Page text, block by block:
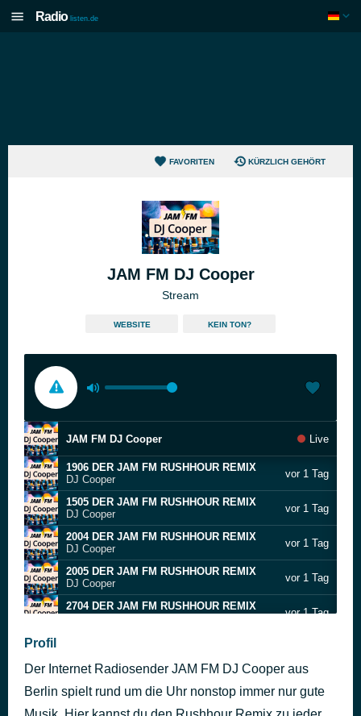
Radio listen.de
FAVORITEN KÜRZLICH GEHÖRT
JAM FM DJ Cooper
Stream
WEBSITE KEIN TON?
JAM FM DJ Cooper Live
1906 DER JAM FM RUSHHOUR REMIX
DJ Cooper
vor 1 Tag
1505 DER JAM FM RUSHHOUR REMIX
DJ Cooper
vor 1 Tag
2004 DER JAM FM RUSHHOUR REMIX
DJ Cooper
vor 1 Tag
2005 DER JAM FM RUSHHOUR REMIX
DJ Cooper
vor 1 Tag
2704 DER JAM FM RUSHHOUR REMIX
vor 1 Tag
1004 DER JAM FM RUSHHOUR REMIX
DJ Cooper
1704 DER JAM FM RUSHHOUR REMIX
Profil
Der Internet Radiosender JAM FM DJ Cooper aus
Berlin spielt rund um die Uhr nonstop immer nur gute